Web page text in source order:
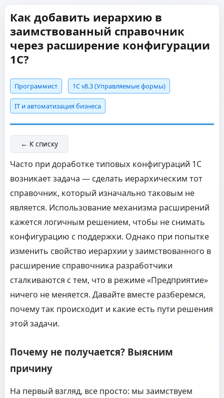
Как добавить иерархию в
заимствованный справочник
через расширение конфигурации
1С?
Программист 1С v8.3 (Управляемые формы)
IT и автоматизация бизнеса
← К списку
Часто при доработке типовых конфигураций 1С
возникает задача — сделать иерархическим тот
справочник, который изначально таковым не
является. Использование механизма расширений
кажется логичным решением, чтобы не снимать
конфигурацию с поддержки. Однако при попытке
изменить свойство иерархии у заимствованного в
расширение справочника разработчики
сталкиваются с тем, что в режиме «Предприятие»
ничего не меняется. Давайте вместе разберемся,
почему так происходит и какие есть пути решения
этой задачи.
Почему не получается? Выясним
причину
На первый взгляд, все просто: мы заимствуем